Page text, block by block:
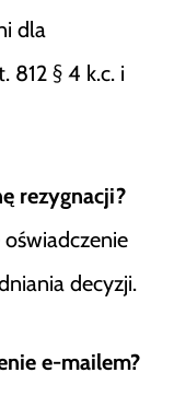
dla
812 § 4 k.c. i
rezygnacji?
decyzji.
e-mailem?